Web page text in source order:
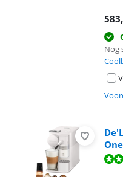
583
Nog
Beoordeling is 8,4 van de 10,